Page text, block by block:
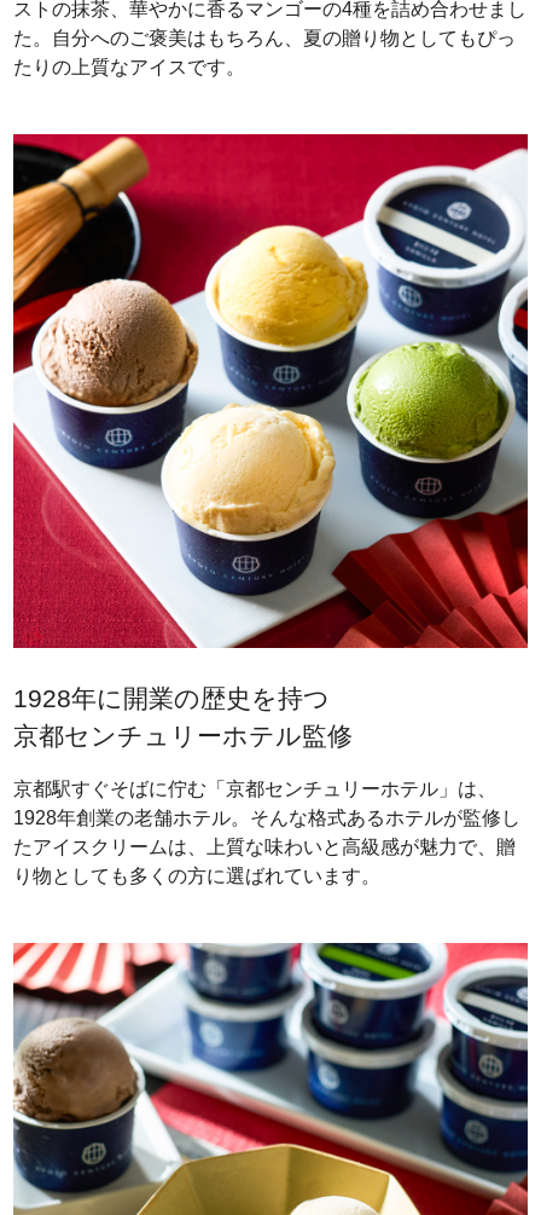
ストの抹茶、華やかに香るマンゴーの4種を詰め合わせまし
た。自分へのご褒美はもちろん、夏の贈り物としてもぴっ
たりの上質なアイスです。
1928年に開業の歴史を持つ
京都センチュリーホテル監修
京都駅すぐそばに佇む「京都センチュリーホテル」は、
1928年創業の老舗ホテル。そんな格式あるホテルが監修し
たアイスクリームは、上質な味わいと高級感が魅力で、贈
り物としても多くの方に選ばれています。